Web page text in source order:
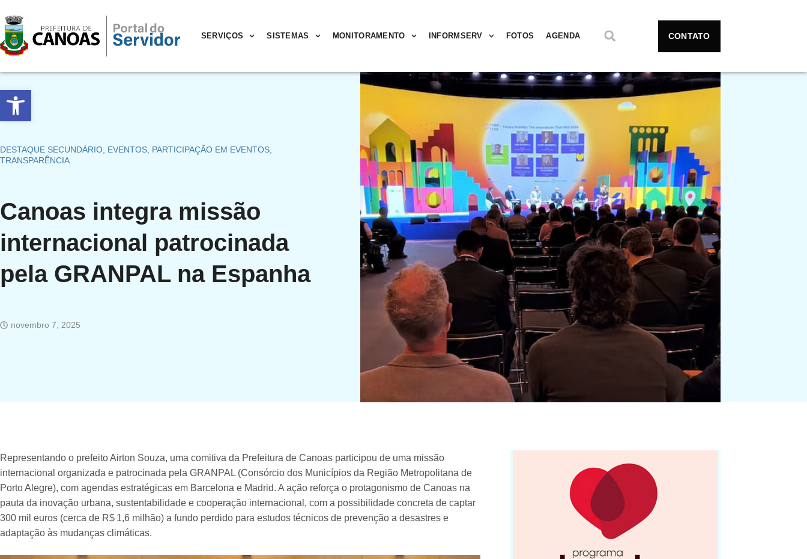
Abrir a barra de ferramentas
SERVIÇOS SISTEMAS MONITORAMENTO INFORMSERV FOTOS AGENDA CONTATO
DESTAQUE SECUNDÁRIO EVENTOS PARTICIPAÇÃO EM EVENTOS
TRANSPARÊNCIA
Canoas integra missão
internacional patrocinada
pela GRANPAL na Espanha
novembro 7, 2025
Representando o prefeito Airton Souza, uma comitiva da Prefeitura de Canoas participou de uma missão
internacional organizada e patrocinada pela GRANPAL (Consórcio dos Municípios da Região Metropolitana de
Porto Alegre), com agendas estratégicas em Barcelona e Madrid. A ação reforça o protagonismo de Canoas na
pauta da inovação urbana, sustentabilidade e cooperação internacional, com a possibilidade concreta de captar
300 mil euros (cerca de R$ 1,6 milhão) a fundo perdido para estudos técnicos de prevenção a desastres e
adaptação às mudanças climáticas.